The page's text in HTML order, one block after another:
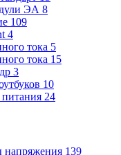
ЭА 8
109
4
тока 5
тока 15
3
10
24
напряжения 139